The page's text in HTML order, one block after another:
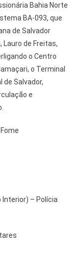
Bahia Norte
BA-093, que
de Salvador
Lauro de Freitas,
o Centro
o Terminal
de Salvador,
e
Interior) – Polícia